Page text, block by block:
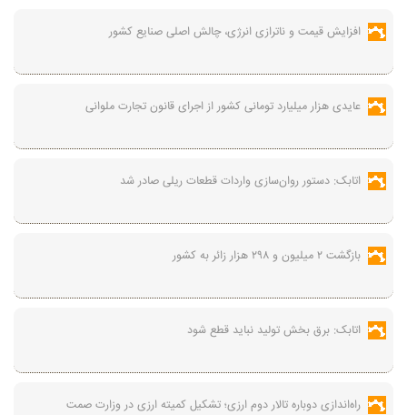
افزایش قیمت و ناترازی انرژی، چالش اصلی صنایع کشور
عایدی هزار میلیارد تومانی کشور از اجرای قانون تجارت ملوانی
اتابک: دستور روان‌سازی واردات قطعات ریلی صادر شد
بازگشت ۲ میلیون و ۲۹۸ هزار زائر به کشور
اتابک: برق بخش تولید نباید قطع شود
راه‌اندازی دوباره تالار دوم ارزی؛ تشکیل کمیته ارزی در وزارت صمت